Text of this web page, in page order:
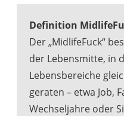
Definition
Der „MidlifeFuck“
der Lebensmitte, in
Lebensbereiche
geraten – etwa Job,
Wechseljahre oder